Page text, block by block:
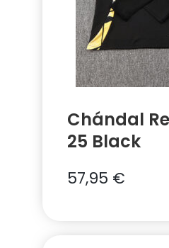
Chándal
25 Black
57,95 €